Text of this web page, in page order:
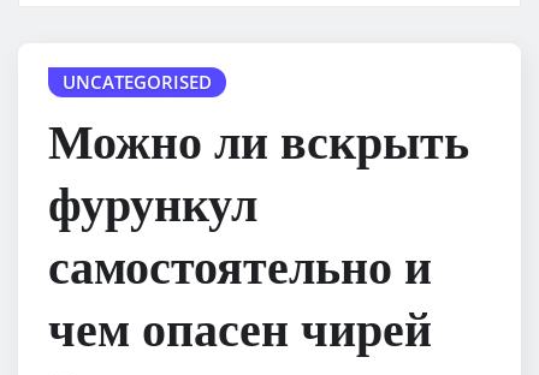
UNCATEGORISED
Можно ли вскрыть
фурункул
самостоятельно и
чем опасен чирей